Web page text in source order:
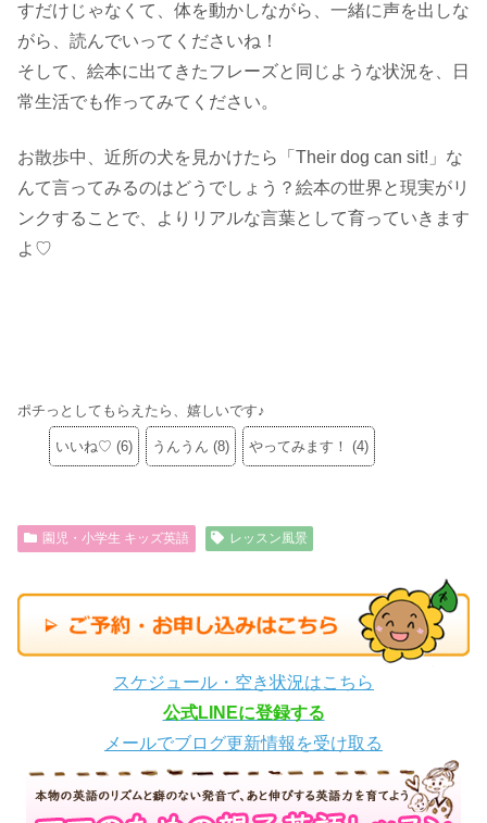
すだけじゃなくて、体を動かしながら、一緒に声を出しな
がら、読んでいってくださいね！
そして、絵本に出てきたフレーズと同じような状況を、日
常生活でも作ってみてください。
お散歩中、近所の犬を見かけたら「Their dog can sit!」な
んて言ってみるのはどうでしょう？絵本の世界と現実がリ
ンクすることで、よりリアルな言葉として育っていきます
よ♡
ポチっとしてもらえたら、嬉しいです♪
いいね♡ (6) うんうん (8) やってみます！ (4)
園児・小学生 キッズ英語 レッスン風景
スケジュール・空き状況はこちら
公式LINEに登録する
メールでブログ更新情報を受け取る